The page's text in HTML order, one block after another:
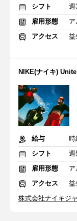
シフト
雇用形態
ア
アクセス
益
NIKE(ナイキ)
給与
時
シフト
雇用形態
ア
アクセス
益
株式会社ナイキジ